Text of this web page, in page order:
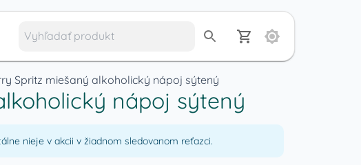
Spritz miešaný alkoholický nápoj sýtený
nápoj sýtený
nieje v akcii v žiadnom sledovanom reťazci.